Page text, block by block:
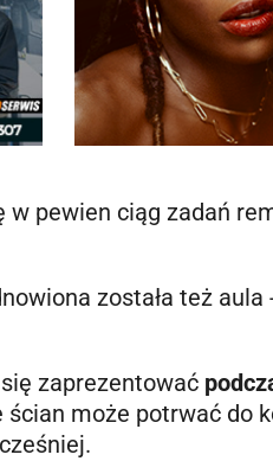
pewien ciąg zadań
została też
zaprezentować
może potrwać do